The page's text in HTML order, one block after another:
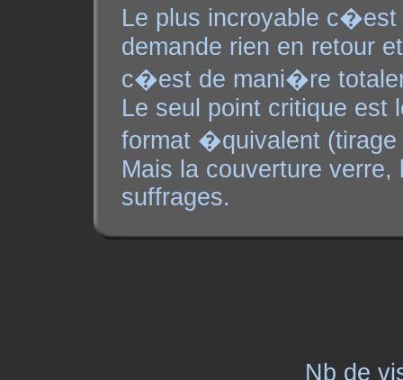
Le plus incroyable
demande rien en retour
c�est de mani�re
Le seul point critique est
format �quivalent (tirage
Mais la couverture
suffrages.
Nb de